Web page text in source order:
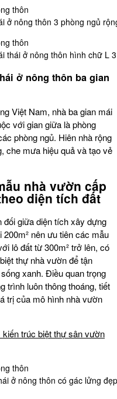
ở nông thôn 3 phòng ngủ
thái ở nông thôn hình chữ L
ở nông thôn ba gian
Việt Nam, nhà ba gian mái
với gian giữa là phòng
phòng ngủ. Hiên nhà rộng
che mưa hiệu quả và tạo vẻ
nhà vườn cấp
diện tích đất
đối giữa diện tích xây dựng
nên ưu tiên các mẫu
lô đất từ 300m² trở lên, có
thự nhà vườn để tận
xanh. Điều quan trọng
trình luôn thông thoáng, tiết
trị của mô hình nhà vườn
trúc biệt thự sân vườn
ở nông thôn có gác lửng